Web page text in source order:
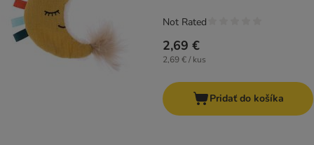
2,69 €
2,69 € / kus
Not Rated
Pridať do košíka